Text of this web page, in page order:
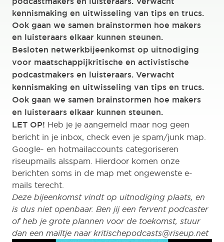
kennismaking en uitwisseling van tips en trucs.
Ook gaan we samen brainstormen hoe makers
en luisteraars elkaar kunnen steunen.
Besloten netwerkbijeenkomst op uitnodiging
voor maatschappijkritische en activistische
podcastmakers en luisteraars. Verwacht
kennismaking en uitwisseling van tips en trucs.
Ook gaan we samen brainstormen hoe makers
en luisteraars elkaar kunnen steunen.
LET OP! Heb je je aangemeld maar nog geen
bericht in je inbox, check even je spam/junk map.
Google- en hotmailaccounts categoriseren
riseupmails alsspam. Hierdoor komen onze
berichten soms in de map met ongewenste e-
mails terecht.
Deze bijeenkomst vindt op uitnodiging plaats, en
is dus niet openbaar. Ben jij een fervent podcaster
of heb je grote plannen voor de toekomst, stuur
dan een mailtje naar kritischepodcasts@riseup.net